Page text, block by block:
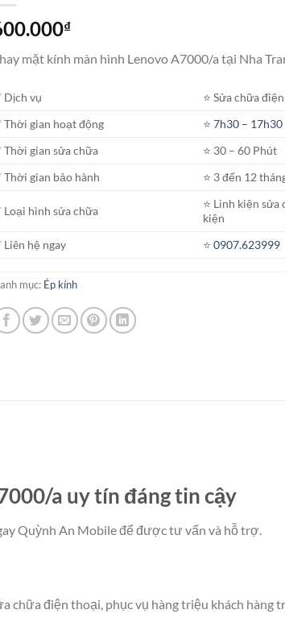
₫
mặt kính màn hình Lenovo A7000/a tại Nha
Dịch vụ
⭐️ Sửa chữa
Thời gian hoạt động
⭐️7h30 – 17h30
Thời gian sửa chữa
⭐️ 30 – 60 Phút
Thời gian bảo hành
⭐️ 3 đến 12
Loại hình sửa chữa
⭐️ Linh kiện
kiện
Liên hệ ngay
⭐️0907.623999
mục: Ép kính
a uy tín đáng tin cậy
Quỳnh An Mobile để được tư vấn và hỗ trợ.
điện thoại, phục vụ hàng triệu khách hàng